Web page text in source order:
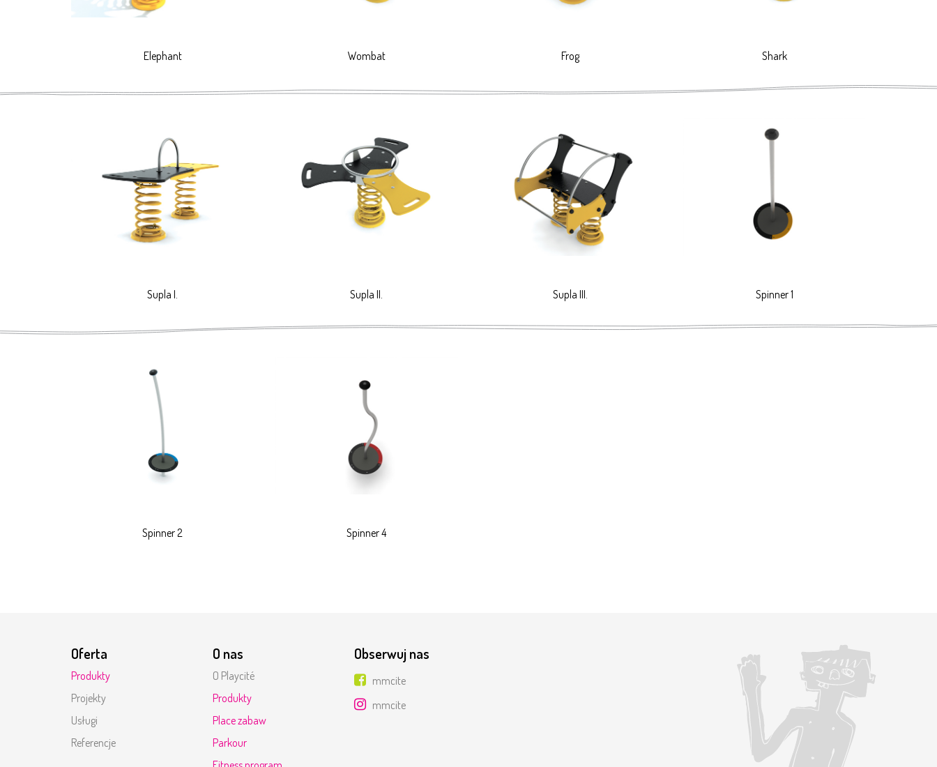
Elephant Wombat Frog Shark
Supla I. Supla II. Supla III. Spinner 1
Spinner 2 Spinner 4
Oferta
Produkty
Projekty
Usługi
Referencje
O nas
O Playcité
Produkty
Place zabaw
Parkour
Obserwuj nas
mmcite
mmcite